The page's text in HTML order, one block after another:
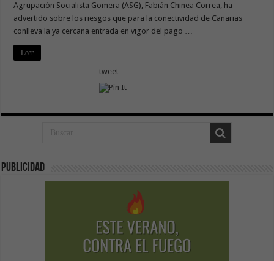
Agrupación Socialista Gomera (ASG), Fabián Chinea Correa, ha
advertido sobre los riesgos que para la conectividad de Canarias
conlleva la ya cercana entrada en vigor del pago …
Leer
tweet
Publicidad